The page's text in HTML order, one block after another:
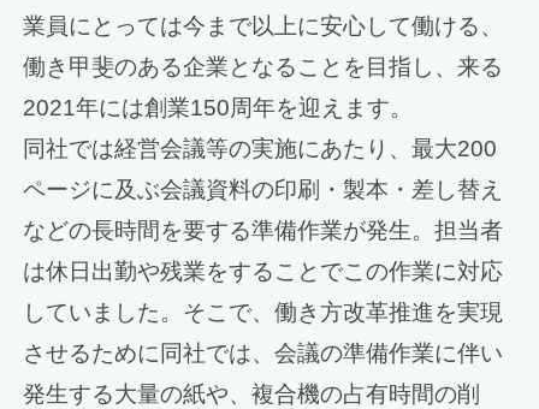
業員にとっては今まで以上に安心して働ける、
働き甲斐のある企業となることを目指し、来る
2021年には創業150周年を迎えます。
同社では経営会議等の実施にあたり、最大200
ページに及ぶ会議資料の印刷・製本・差し替え
などの長時間を要する準備作業が発生。担当者
は休日出勤や残業をすることでこの作業に対応
していました。そこで、働き方改革推進を実現
させるために同社では、会議の準備作業に伴い
発生する大量の紙や、複合機の占有時間の削